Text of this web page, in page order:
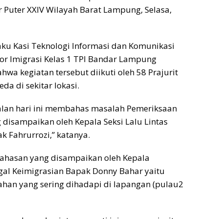
XXIV Wilayah Barat Lampung, Selasa,
Kasi Teknologi Informasi dan Komunikasi
Imigrasi Kelas 1 TPI Bandar Lampung
kegiatan tersebut diikuti oleh 58 Prajurit
di sekitar lokasi.
hari ini membahas masalah Pemeriksaan
oleh Kepala Seksi Lalu Lintas
Fahrurrozi,” katanya.
yang disampaikan oleh Kepala
Keimigrasian Bapak Donny Bahar yaitu
yang sering dihadapi di lapangan (pulau2